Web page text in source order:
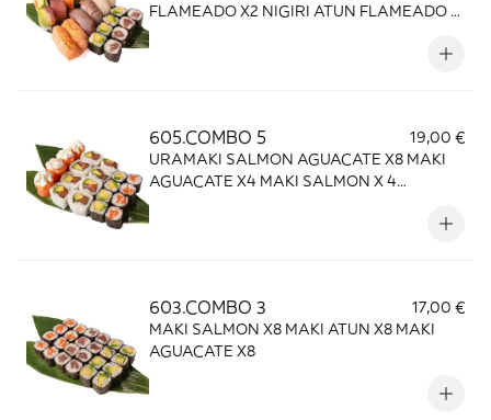
FLAMEADO X2 NIGIRI ATUN FLAMEADO X
605.COMBO 5
19,00 €
URAMAKI SALMON AGUACATE X8 MAKI
AGUACATE X4 MAKI SALMON X 4
603.COMBO 3
17,00 €
MAKI SALMON X8 MAKI ATUN X8 MAKI
AGUACATE X8